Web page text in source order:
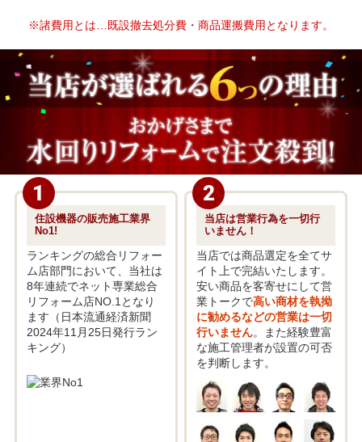
※諸費用とは…既設撤去処分費・商品運搬費用となります。
1
住設機器の販売施工業界
No1!
ランキングの総合リフォー
ム店部門において、当社は
8年連続でネット専業総合
リフォーム店NO.1となり
ます（日本流通経済新聞
2024年11月25日発行ラン
キング）
2
当店は営業行為を一切行
いません！
当店では商品選定を全てサ
イト上で完結いたします。
安い商品を客寄せにして営
業トークで高い商材を執拗
に勧めるなどの営業は一切
行いません。また経験豊富
な施工管理者が設置の可否
を判断します。